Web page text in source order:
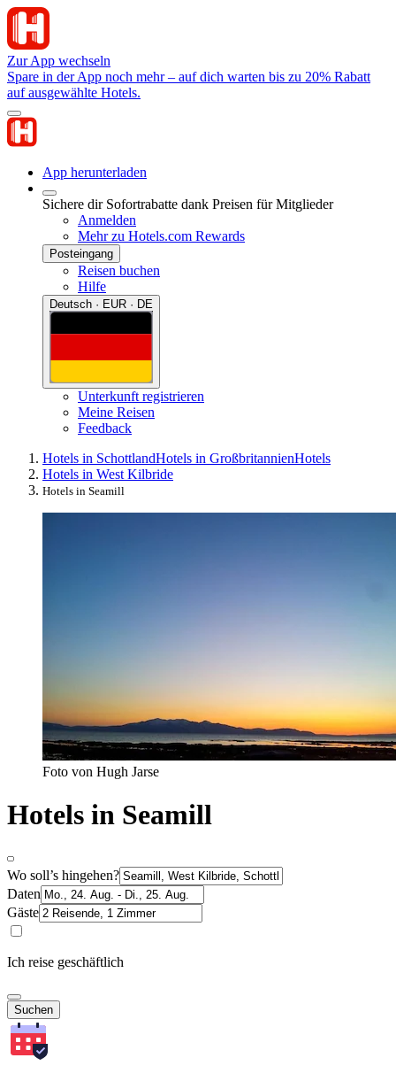
Zur App wechseln
Spare in der App noch mehr – auf dich warten bis zu 20% Rabatt
auf ausgewählte Hotels.
App herunterladen
Sichere dir Sofortrabatte dank Preisen für Mitglieder
Anmelden
Mehr zu Hotels.com Rewards
Posteingang
Reisen buchen
Hilfe
Deutsch · EUR · DE
Unterkunft registrieren
Meine Reisen
Feedback
Hotels in SchottlandHotels in GroßbritannienHotels
Hotels in West Kilbride
Hotels in Seamill
Foto von Hugh Jarse
Hotels in Seamill
Wo soll’s hingehen?
Daten
Gäste
Ich reise geschäftlich
Suchen